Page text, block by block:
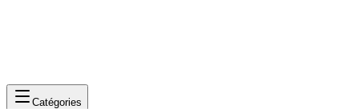
Catégories